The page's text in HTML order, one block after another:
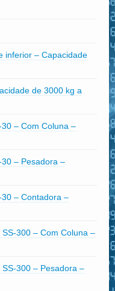
inferior – Capacidade
de 3000 kg a
– Com Coluna –
– Pesadora –
– Contadora –
300 – Com Coluna –
300 – Pesadora –